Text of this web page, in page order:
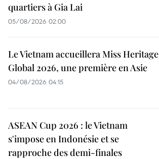
quartiers à Gia Lai
05/08/2026 02:00
Le Vietnam accueillera Miss Heritage
Global 2026, une première en Asie
04/08/2026 04:15
ASEAN Cup 2026 : le Vietnam
s'impose en Indonésie et se
rapproche des demi-finales